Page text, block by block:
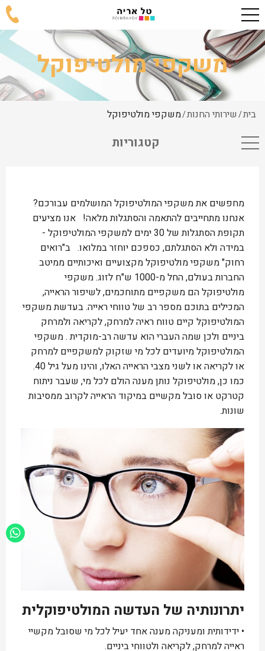
משקפי מולטיפוקל
בית/שירותי החנות/משקפי מולטיפוקל
קטגוריות
מחפשים את משקפי המולטיפוקל המושלמים עבורכם?
אנחנו מתחייבים להתאמה והסתגלות מלאה! אנו מציעים
תקופת הסתגלות של 30 ימים למשקפי המולטיפוקל -
במידה ולא הסתגלתם, כספכם יוחזר במלואו. ב"רואים
רחוק" משקפי מולטיפוקל מקצועיים ואיכותיים ממיטב
החברות בעולם, החל מ-1000 ש"ח לזוג. משקפי
מולטיפוקל הם משקפיים מתוחכמים, לשיפור הראייה,
המכילים בתוכם מספר רב של טווחי ראייה. בעדשת משקפי
המולטיפוקל קיים טווח ראיה למרחק, לקריאה ולמרחק
ביניים ולכן שמה העברי הוא עדשה רב-מוקדית . משקפי
המולטיפוקל מיועדים לכל מי שזקוק למשקפיים למרחק
או לקריאה או לשני מצבי הראייה האלו, והינו מעל גיל 40.
כמו כן, מולטיפוקל נותן מענה הולם לכל מי, שעבר ניתוח
קטרקט או סובל מקשיים במיקוד הראייה לקרוב ממסיבות
שונות.
יתרונותיה של העדשה המולטיפוקלית
• ידידותית ומעניקה מענה אחד יעיל לכל מי שסובל מקשיי
ראייה למרחק, לקריאה ולטווחי ביניים.